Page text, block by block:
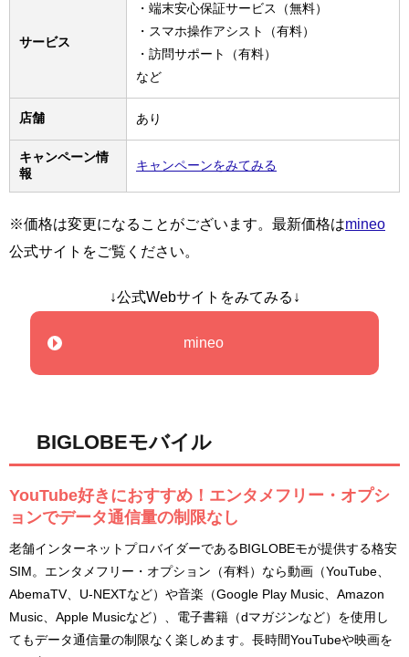
サービス
・端末安心保証サービス（無料）
・スマホ操作アシスト（有料）
・訪問サポート（有料）
など
店舗 あり
キャンペーン情
報
キャンペーンをみてみる
※価格は変更になることがございます。最新価格はmineo
公式サイトをご覧ください。
↓公式Webサイトをみてみる↓
mineo
BIGLOBEモバイル
YouTube好きにおすすめ！エンタメフリー・オプシ
ョンでデータ通信量の制限なし
老舗インターネットプロバイダーであるBIGLOBEモが提供する格安
SIM。エンタメフリー・オプション（有料）なら動画（YouTube、
AbemaTV、U-NEXTなど）や音楽（Google Play Music、Amazon
Music、Apple Musicなど）、電子書籍（dマガジンなど）を使用し
てもデータ通信量の制限なく楽しめます。長時間YouTubeや映画を